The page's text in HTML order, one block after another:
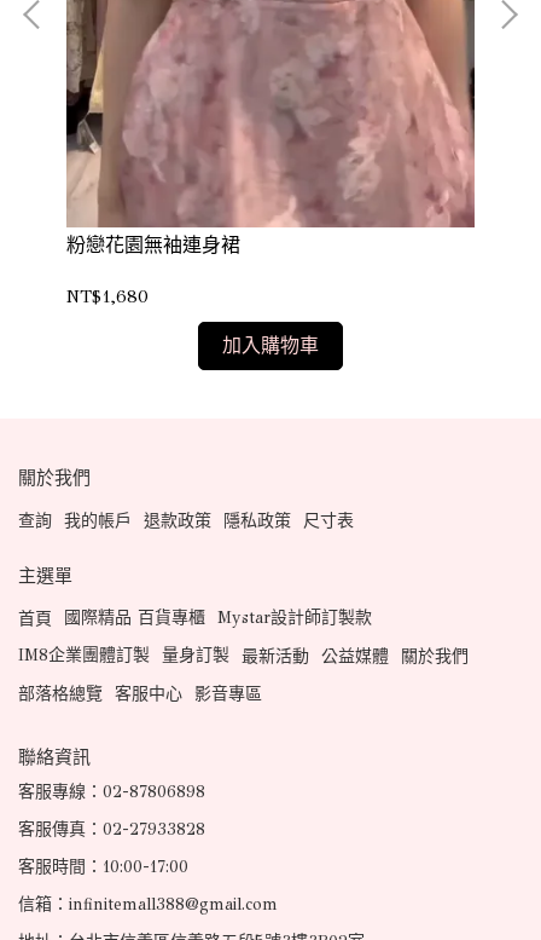
粉戀花園無袖連身裙
NT$1,680
加入購物車
關於我們
查詢 我的帳戶 退款政策 隱私政策 尺寸表
主選單
首頁 國際精品 百貨專櫃 Mystar設計師訂製款
IM8企業團體訂製 量身訂製 最新活動 公益媒體
關於我們
部落格總覽 客服中心 影音專區
聯絡資訊
客服專線：02-87806898
客服傳真：02-27933828
客服時間：10:00-17:00
信箱：infinitemall388@gmail.com